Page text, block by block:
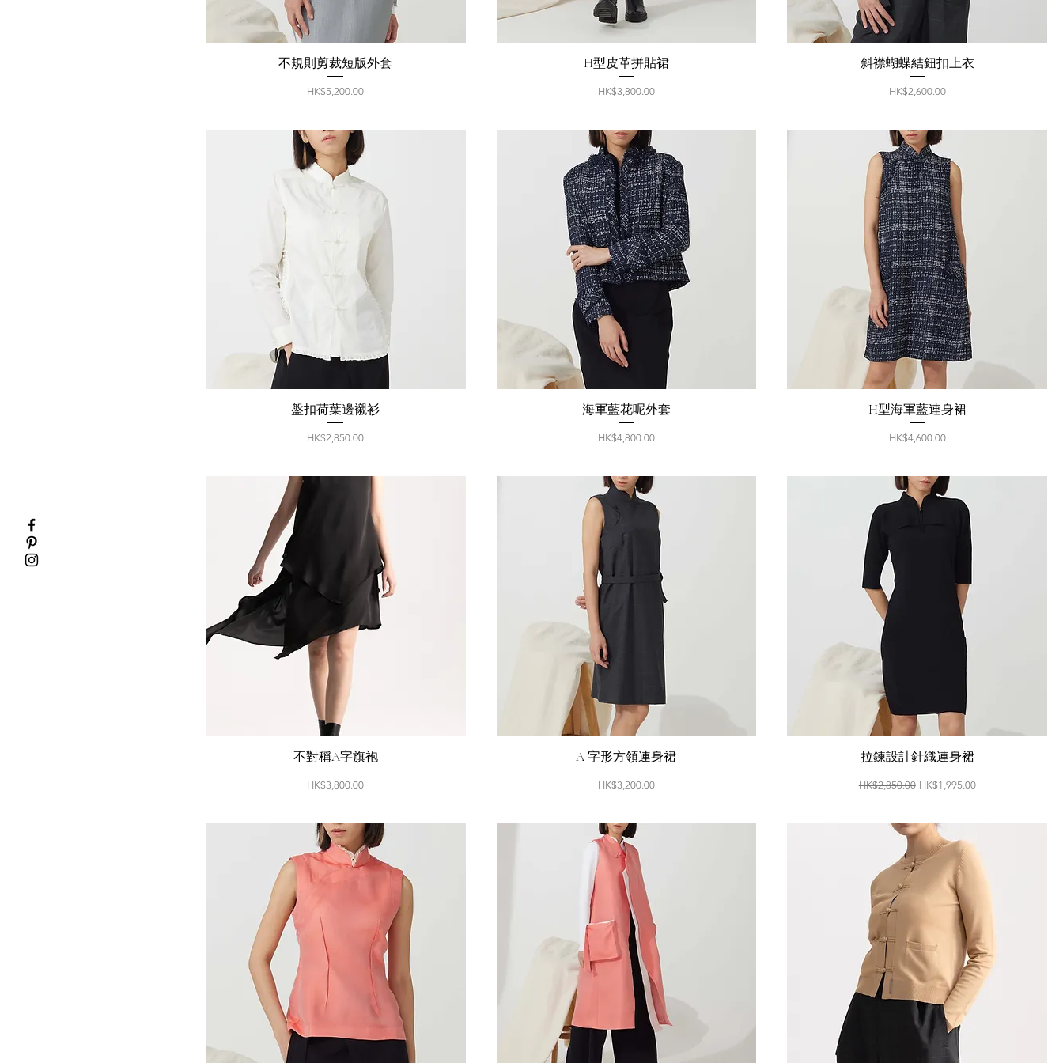
不規則剪裁短版外套
價格
HK$5,200.00
H型皮革拼貼裙
價格
HK$3,800.00
斜襟蝴蝶結鈕扣上衣
價格
HK$2,600.00
盤扣荷葉邊襯衫
價格
HK$2,850.00
海軍藍花呢外套
價格
HK$4,800.00
H型海軍藍連身裙
價格
HK$4,600.00
不對稱A字旗袍
價格
HK$3,800.00
A 字形方領連身裙
價格
HK$3,200.00
拉鍊設計針織連身裙
一般價格
HK$2,850.00 促銷價格
HK$1,995.00